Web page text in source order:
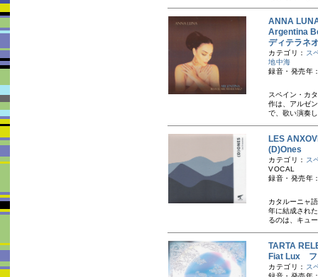
ANNA
Argentina
ディテラネ
カテゴリ： ス
地中海
録音・発売年
スペイン・カ
作は、アルゼ
で、歌い演奏
LES
(D)Ones
カテゴリ： ス
VOCAL
録音・発売年
カタルーニャ
年に結成され
るのは、キュ
TARTA
Fiat Lux フ
カテゴリ： ス